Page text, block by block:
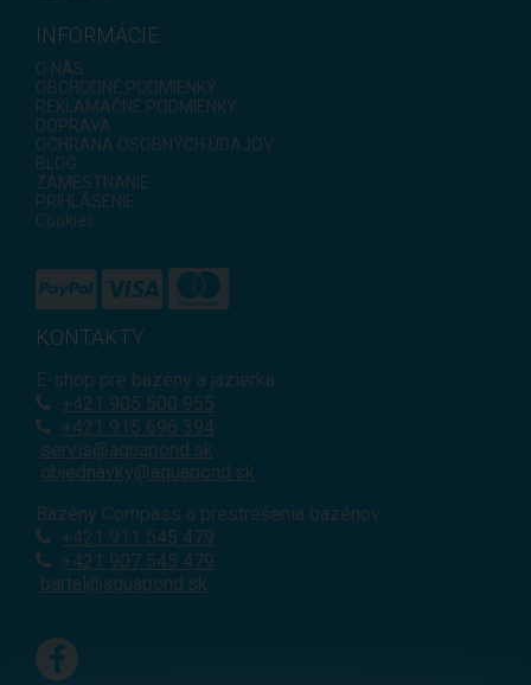
INFORMÁCIE
O NÁS
OBCHODNÉ PODMIENKY
REKLAMAČNÉ PODMIENKY
DOPRAVA
OCHRANA OSOBNÝCH ÚDAJOV
BLOG
ZAMESTNANIE
PRIHLÁSENIE
Cookies
KONTAKTY
E-shop pre bazény a jazierka
+421 905 500 955
+421 915 696 394
servis@aquapond.sk
objednavky@aquapond.sk
Bazény Compass a prestrešenia bazénov
+421 911 545 479
+421 907 545 479
bartal@aquapond.sk